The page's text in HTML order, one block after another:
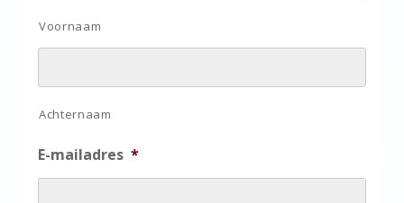
Voornaam
Achternaam
E-mailadres *